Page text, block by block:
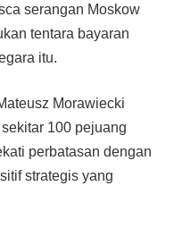
serangan Moskow
tentara bayaran
itu.
Morawiecki
100 pejuang
perbatasan dengan
strategis yang